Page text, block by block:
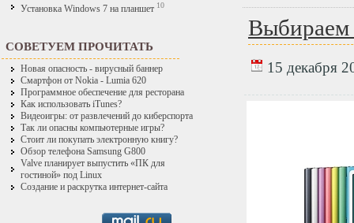
Установка Windows 7 на планшет 10
СОВЕТУЕМ ПРОЧИТАТЬ
Новая опасность - вирусный баннер
Смартфон от Nokia - Lumia 620
Программное обеспечение для ресторана
Как использовать iTunes?
Видеоигры: от развлечений до киберспорта
Так ли опасны компьютерные игры?
Стоит ли покупать электронную книгу?
Обзор телефона Samsung G800
Valve планирует выпустить «ПК для
гостиной» под Linux
Создание и раскрутка интернет-сайта
Выбираем
15 декабря